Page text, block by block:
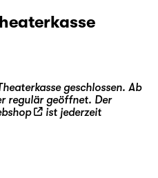
geschlossen. Ab
regulär geöffnet. Der
ist jederzeit